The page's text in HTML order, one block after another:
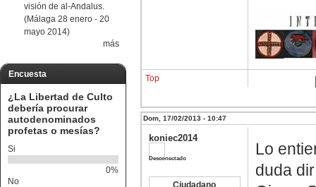
visión de al-Andalus.
(Málaga 28 enero - 20
mayo 2014)
más
Encuesta
¿La Libertad de Culto
debería procurar
autodenominados
profetas o mesías?
Si
0%
No
Top
Dom, 17/02/2013 - 10:47
koniec2014
Desconectado
Ciudadano
Lo
duda